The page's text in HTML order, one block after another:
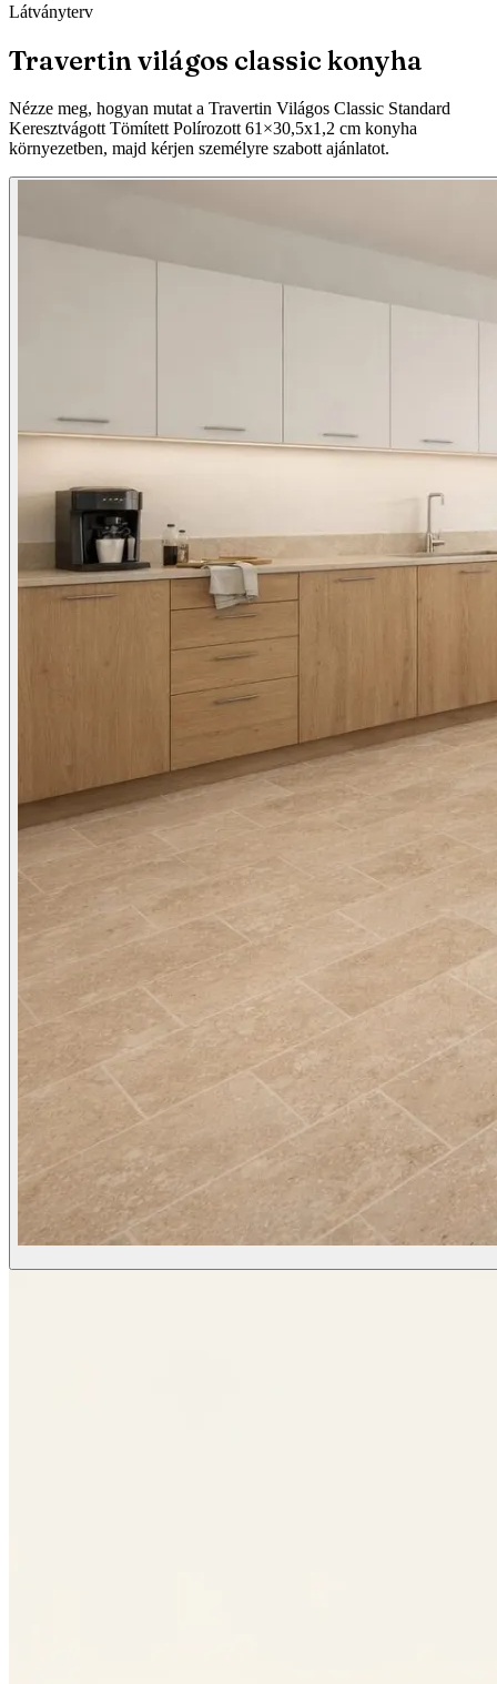
Látványterv
Travertin világos classic konyha
Nézze meg, hogyan mutat a Travertin Világos Classic Standard
Keresztvágott Tömített Polírozott 61×30,5x1,2 cm konyha
környezetben, majd kérjen személyre szabott ajánlatot.